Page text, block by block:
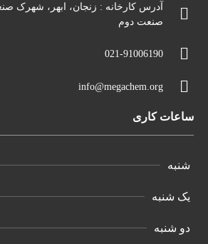
آدرس کارخانه : زنجان، ابهر، شهرک
صنعت دوم
021-91006190
info@megachem.org
ساعات کاری
شنبه
یک شنبه
دو شنبه